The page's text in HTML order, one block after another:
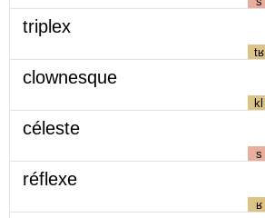
triplex
tʁ
clownesque
kl
céleste
s
réflexe
ʁ